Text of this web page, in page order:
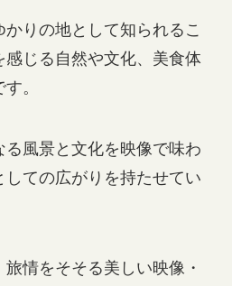
りの地として知られるこ
じる自然や文化、美食体
。
風景と文化を映像で味わ
しての広がりを持たせてい
情をそそる美しい映像・